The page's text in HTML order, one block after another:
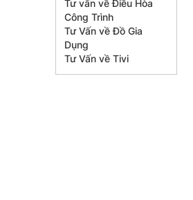
Tư vấn về Điều Hòa
Công Trình
Tư Vấn về Đồ Gia
Dụng
Tư Vấn về Tivi